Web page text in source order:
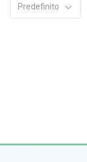
Predefinito